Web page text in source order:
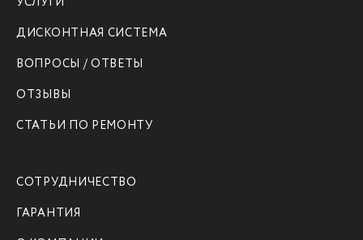
ДИСКОНТНАЯ СИСТЕМА
ВОПРОСЫ / ОТВЕТЫ
ОТЗЫВЫ
СТАТЬИ ПО РЕМОНТУ
СОТРУДНИЧЕСТВО
ГАРАНТИЯ